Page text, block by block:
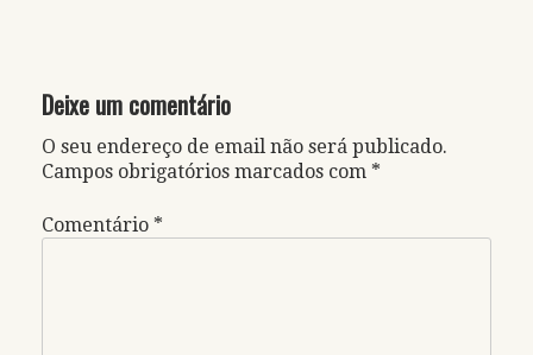
Deixe um comentário
O seu endereço de email não será publicado.
Campos obrigatórios marcados com *
Comentário *